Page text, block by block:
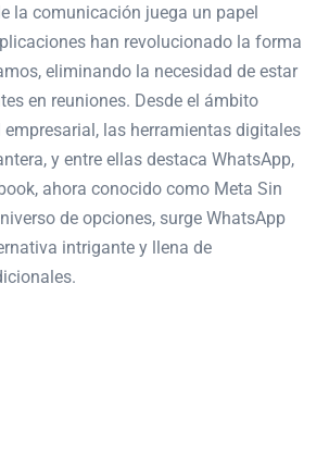
la comunicación juega un papel
han revolucionado la forma
eliminando la necesidad de estar
en reuniones. Desde el ámbito
las herramientas digitales
y entre ellas destaca WhatsApp,
ahora conocido como Meta Sin
de opciones, surge WhatsApp
intrigante y llena de